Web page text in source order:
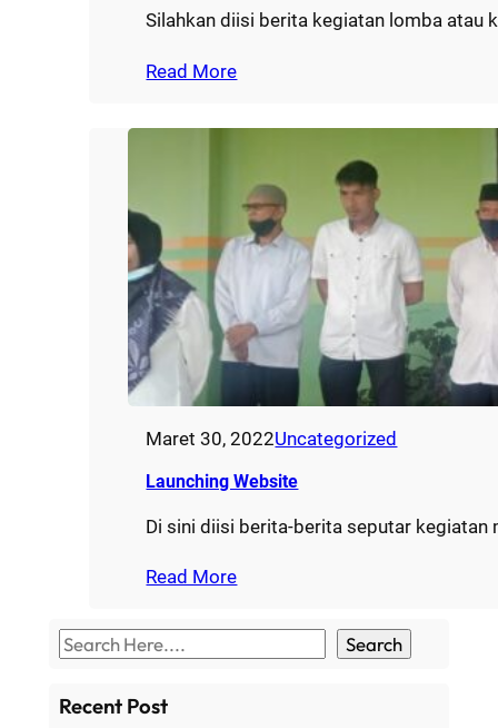
Silahkan diisi berita kegiatan lomba atau
Read More
Maret 30, 2022Uncategorized
Launching Website
Di sini diisi berita-berita seputar kegiatan
Read More
S
a
Search
Recent Post